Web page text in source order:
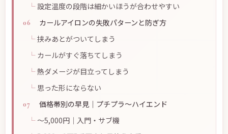
設定温度の段階は細かいほうが合わせやすい
カールアイロンの失敗パターンと防ぎ方
挟みあとがついてしまう
カールがすぐ落ちてしまう
熱ダメージが目立ってしまう
思った形にならない
価格帯別の早見｜プチプラ〜ハイエンド
〜5,000円｜入門・サブ機